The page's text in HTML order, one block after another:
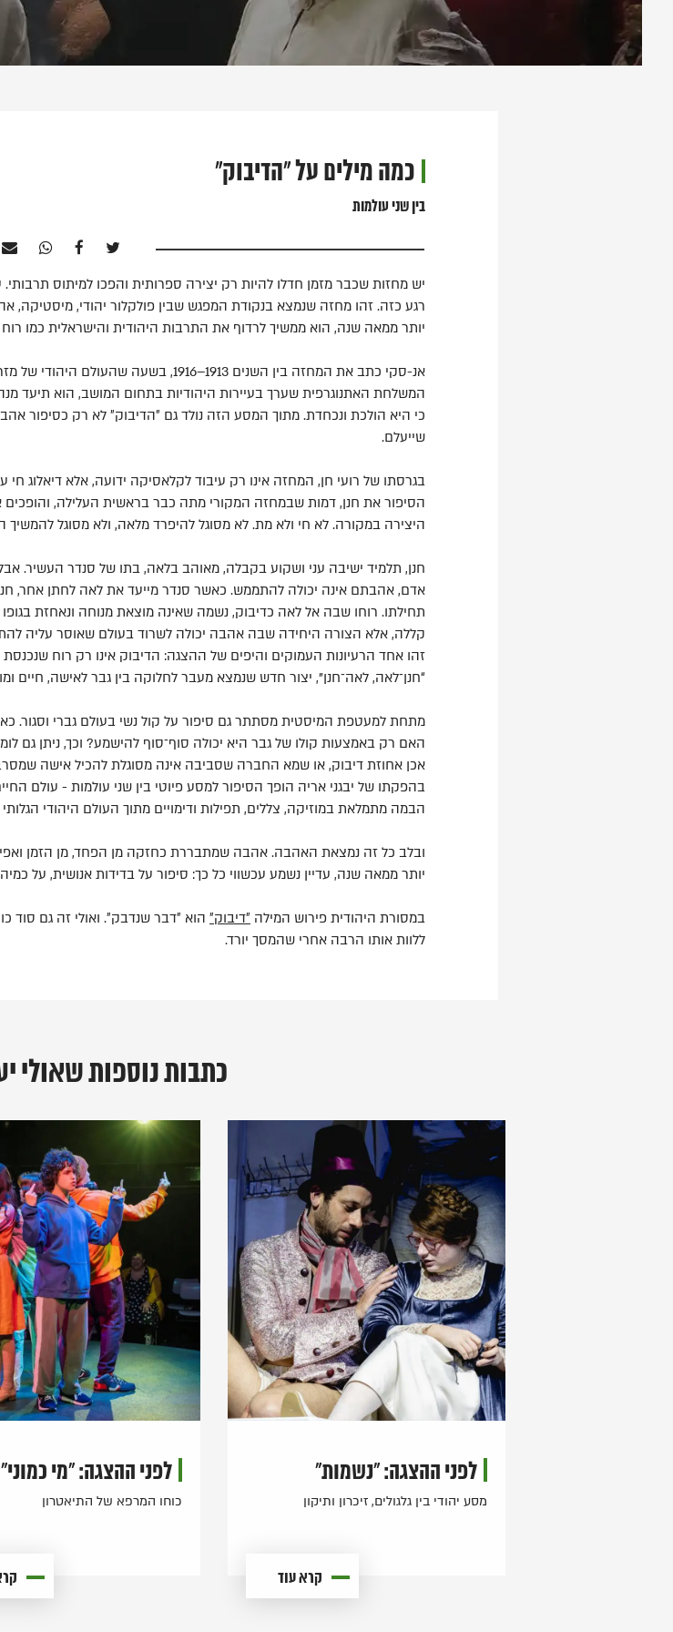
כמה מילים על "הדיבוק"
בין שני עולמות
יש מחזות שכבר מזמן חדלו להיות רק יצירה ספרותית והפכו למיתוס
רגע כזה. זהו מחזה שנמצא בנקודת המפגש שבין פולקלור יהודי, מיסטיקה,
יותר ממאה שנה, הוא ממשיך לרדוף את התרבות היהודית והישראלית כמו
אנ-סקי כתב את המחזה בין השנים 1913–1916,
המשלחת האתנוגרפית שערך בעיירות היהודיות בתחום המושב, הוא תיעד
כי היא הולכת ונכחדת. מתוך המסע הזה נולד גם ״הדיבוק״ לא רק כסיפור
שייעלם.
בגרסתו של רועי חן, המחזה אינו רק עיבוד לקלאסיקה ידועה, אלא דיאלוג חי
הסיפור את חנן, דמות שבמחזה המקורי מתה כבר בראשית העלילה, והופכים
היצירה במקורה. לא חי ולא מת. לא מסוגל להיפרד מלאה, ולא מסוגל להמשיך
חנן, תלמיד ישיבה עני ושקוע בקבלה, מאוהב בלאה, בתו של סנדר העשיר.
אדם, אהבתם אינה יכולה להתממש. כאשר סנדר מייעד את לאה לחתן אחר,
תחילתו. רוחו שבה אל לאה כדיבוק, נשמה שאינה מוצאת מנוחה ונאחזת
קללה, אלא הצורה היחידה שבה אהבה יכולה לשרוד בעולם שאוסר עליה
זהו אחד הרעיונות העמוקים והיפים של ההצגה: הדיבוק אינו רק רוח
“חנן־לאה, לאה־חנן”, יצור חדש שנמצא מעבר לחלוקה בין גבר לאישה, חיים
מתחת למעטפת המיסטית מסתתר גם סיפור על קול נשי בעולם גברי וסגור.
האם רק באמצעות קולו של גבר היא יכולה סוף־סוף להישמע? וכך, ניתן גם
אכן אחוזת דיבוק, או שמא החברה שסביבה אינה מסוגלת להכיל אישה
בהפקתו של יבגני אריה הופך הסיפור למסע פיוטי בין שני עולמות - עולם
הבמה מתמלאת במוזיקה, צללים, תפילות ודימויים מתוך העולם היהודי
ובלב כל זה נמצאת האהבה. אהבה שמתבררת כחזקה מן הפחד, מן הזמן
יותר ממאה שנה, עדיין נשמע עכשווי כל כך: סיפור על בדידות אנושית, על
במסורת היהודית פירוש המילה ״דיבוק״ הוא ״דבר שנדבק״. ואולי זה גם
ללוות אותו הרבה אחרי שהמסך יורד.
כתבות נוספות שאולי
לפני ההצגה: "נשמות"
מסע יהודי בין גלגולים, זיכרון ותיקון
קרא עוד
לפני ההצגה: "מי כמוני"
כוחו המרפא של התיאטרון